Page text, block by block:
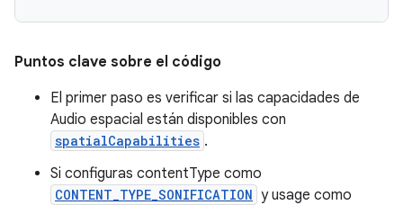
Puntos clave sobre el código
El primer paso es verificar si las capacidades de
Audio espacial están disponibles con
spatialCapabilities .
Si configuras contentType como
CONTENT_TYPE_SONIFICATION y usage como